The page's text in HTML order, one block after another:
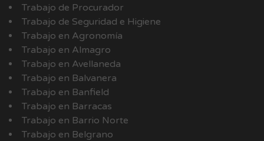
Trabajo de Procurador
Trabajo de Seguridad e Higiene
Trabajo en Agronomía
Trabajo en Almagro
Trabajo en Avellaneda
Trabajo en Balvanera
Trabajo en Banfield
Trabajo en Barracas
Trabajo en Barrio Norte
Trabajo en Belgrano